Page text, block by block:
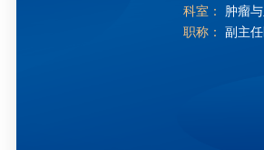
科室： 肿瘤
职称： 副主